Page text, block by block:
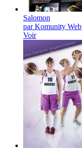
Salomon
par Komunity Web
Voir